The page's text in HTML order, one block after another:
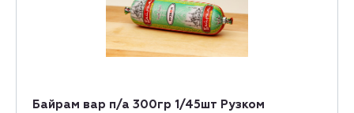
Байрам вар п/а 300гр 1/45шт Рузком